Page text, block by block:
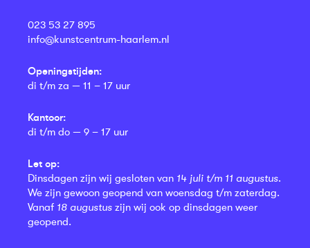
023 53 27 895
info@kunstcentrum-haarlem.nl
Openingstijden:
di t/m za — 11 – 17 uur
Kantoor:
di t/m do — 9 – 17 uur
Let op:
Dinsdagen zijn wij gesloten van 14 juli t/m 11 augustus.
We zijn gewoon geopend van woensdag t/m zaterdag.
Vanaf 18 augustus zijn wij ook op dinsdagen weer
geopend.